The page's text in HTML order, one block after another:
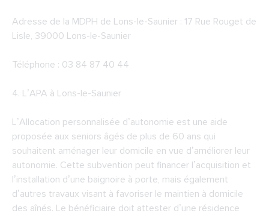
Adresse de la MDPH de Lons-le-Saunier : 17 Rue Rouget de
Lisle, 39000 Lons-le-Saunier
Téléphone : 03 84 87 40 44
4. L’APA à Lons-le-Saunier
L’Allocation personnalisée d’autonomie est une aide
proposée aux seniors âgés de plus de 60 ans qui
souhaitent aménager leur domicile en vue d’améliorer leur
autonomie. Cette subvention peut financer l’acquisition et
l’installation d’une baignoire à porte, mais également
d’autres travaux visant à favoriser le maintien à domicile
des aînés. Le bénéficiaire doit attester d’une résidence